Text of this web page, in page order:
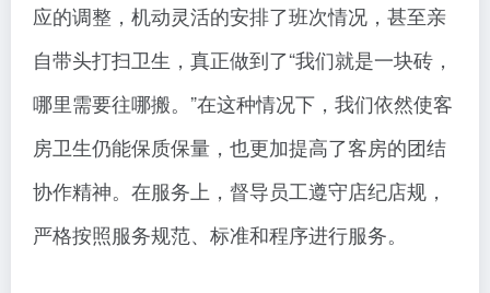
应的调整，机动灵活的安排了班次情况，甚至亲
自带头打扫卫生，真正做到了“我们就是一块砖，
哪里需要往哪搬。”在这种情况下，我们依然使客
房卫生仍能保质保量，也更加提高了客房的团结
协作精神。在服务上，督导员工遵守店纪店规，
严格按照服务规范、标准和程序进行服务。